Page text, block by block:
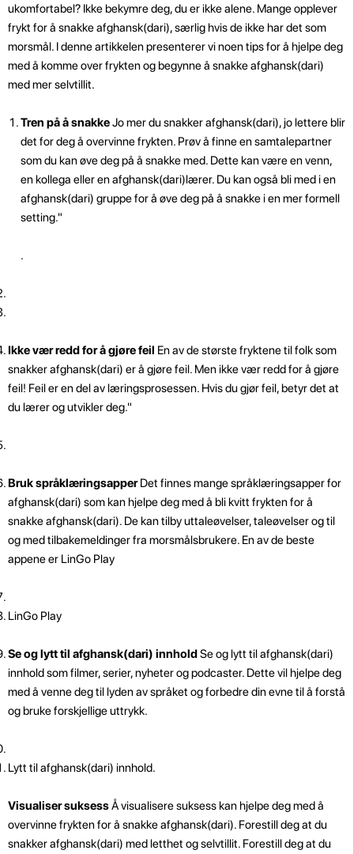
ukomfortabel? Ikke bekymre deg, du er ikke alene. Mange opplever
frykt for å snakke afghansk(dari), særlig hvis de ikke har det som
morsmål. I denne artikkelen presenterer vi noen tips for å hjelpe deg
med å komme over frykten og begynne å snakke afghansk(dari)
med mer selvtillit.
Tren på å snakkeJo mer du snakker afghansk(dari), jo lettere blir
det for deg å overvinne frykten. Prøv å finne en samtalepartner
som du kan øve deg på å snakke med. Dette kan være en venn,
en kollega eller en afghansk(dari)lærer. Du kan også bli med i en
afghansk(dari) gruppe for å øve deg på å snakke i en mer formell
setting."
.
Ikke vær redd for å gjøre feil En av de største fryktene til folk som
snakker afghansk(dari) er å gjøre feil. Men ikke vær redd for å gjøre
feil! Feil er en del av læringsprosessen. Hvis du gjør feil, betyr det at
du lærer og utvikler deg."
Bruk språklæringsapperDet finnes mange språklæringsapper for
afghansk(dari) som kan hjelpe deg med å bli kvitt frykten for å
snakke afghansk(dari). De kan tilby uttaleøvelser, taleøvelser og til
og med tilbakemeldinger fra morsmålsbrukere. En av de beste
appene er LinGo Play
LinGo Play
Se og lytt til afghansk(dari) innholdSe og lytt til afghansk(dari)
innhold som filmer, serier, nyheter og podcaster. Dette vil hjelpe deg
med å venne deg til lyden av språket og forbedre din evne til å forstå
og bruke forskjellige uttrykk.
Lytt til afghansk(dari) innhold.
Visualiser suksessÅ visualisere suksess kan hjelpe deg med å
overvinne frykten for å snakke afghansk(dari). Forestill deg at du
snakker afghansk(dari) med letthet og selvtillit. Forestill deg at du